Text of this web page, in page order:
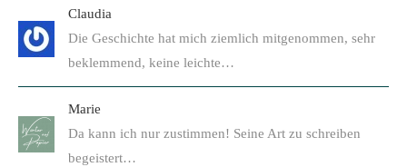
Claudia
Die Geschichte hat mich ziemlich mitgenommen, sehr
beklemmend, keine leichte…
Marie
Da kann ich nur zustimmen! Seine Art zu schreiben
begeistert…